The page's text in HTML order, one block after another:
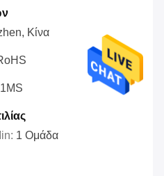
Κίνα
1 Ομάδα